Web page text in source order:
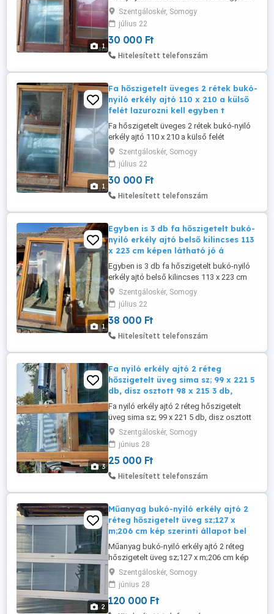
1
történő vételnél 30 ezer ft db.Esetleg
csere is.
Szentgáloskér, Somogy
július 22
30 000 Ft
Hitelesített telefonszám
1
Fa hőszigetelt üveges 2 rétek bukó-
nyiló erkély ajtó 110 x 210 a külső
felét lazurozni kell egyben t
Fa hőszigetelt üveges 2 rétek bukó-nyiló
erkély ajtó 110 x 210 a külső felét
lazurozni kell egyben történő vételnél 30
ezer ft db.Esetleg csere is.
Szentgáloskér, Somogy
július 22
30 000 Ft
Hitelesített telefonszám
1
Egyben is 3 db fa hőszigetelt bukó-
nyiló erkély ajtó belső kilincses 113
x 223 cm képen látható jó á
Egyben is 3 db fa hőszigetelt bukó-nyiló
erkély ajtó belső kilincses 113 x 223 cm
képen látható jó állapotba 2 réteg üveggel
eladó-elcserélhető.Egyben történő
vételnél 38 ezer ft db.
Szentgáloskér, Somogy
július 22
38 000 Ft
Hitelesített telefonszám
3
Fa nyiló erkély ajtó 2 réteg
hőszigetelt üveg sima sz; 99 x 221 5
db, disz osztott 98 x 215 3 db,
Fa nyiló erkély ajtó 2 réteg hőszigetelt
üveg sima sz; 99 x 221 5 db, disz osztott
98 x 215 3 db, disz osztot 118 x 216 2 db.
belső kilincses kép szerinti állapot a
padozatba 4-5 cm le süllyeszthető felül 2-
3 cm vágható. Egyben történő vételnél 25
ezer ft db esetleg csere is.
Szentgáloskér, Somogy
június 28
25 000 Ft
Hitelesített telefonszám
2
Műanyag bukó-nyiló erkély ajtó 2
réteg hőszigetelt üveg sz;127 x
m;206 cm kép szerinti állapot bel
Műanyag bukó-nyiló erkély ajtó 2 réteg
hőszigetelt üveg sz;127 x m;206 cm kép
szerinti állapot belső kilincses a
padozatba 4 cm le süllyeszthető 120 ezer
ft. ezer ft esetleg csere is.
Szentgáloskér, Somogy
június 28
120 000 Ft